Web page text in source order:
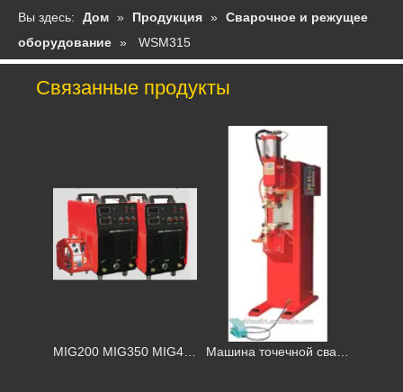
Вы здесь: Дом » Продукция » Сварочное и режущее
оборудование » WSM315
Связанные продукты
Сварное оборудование MMA Series-Двойное напряжение 220V/380V CUT 160